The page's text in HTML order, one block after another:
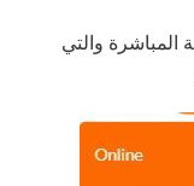
والتي